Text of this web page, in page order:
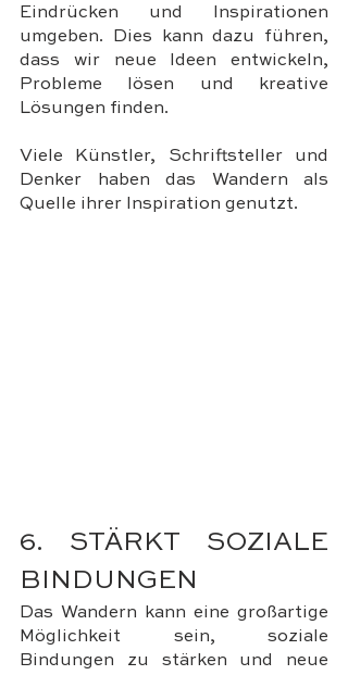
Eindrücken und Inspirationen
umgeben. Dies kann dazu führen,
dass wir neue Ideen entwickeln,
Probleme lösen und kreative
Lösungen finden.
Viele Künstler, Schriftsteller und
Denker haben das Wandern als
Quelle ihrer Inspiration genutzt.
6. STÄRKT SOZIALE
BINDUNGEN
Das Wandern kann eine großartige
Möglichkeit sein, soziale
Bindungen zu stärken und neue